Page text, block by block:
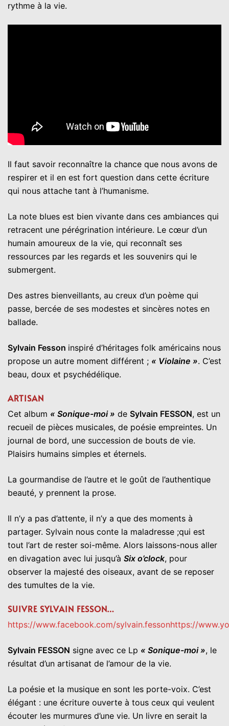
rythme à la vie.
Il faut savoir reconnaître la chance que nous avons de
respirer et il en est fort question dans cette écriture
qui nous attache tant à l’humanisme.
La note blues est bien vivante dans ces ambiances qui
retracent une pérégrination intérieure. Le cœur d’un
humain amoureux de la vie, qui reconnaît ses
ressources par les regards et les souvenirs qui le
submergent.
Des astres bienveillants, au creux d’un poème qui
passe, bercée de ses modestes et sincères notes en
ballade.
Sylvain Fesson inspiré d’héritages folk américains nous
propose un autre moment différent ; « Violaine ». C’est
beau, doux et psychédélique.
ARTISAN
Cet album « Sonique-moi » de Sylvain FESSON, est un
recueil de pièces musicales, de poésie empreintes. Un
journal de bord, une succession de bouts de vie.
Plaisirs humains simples et éternels.
La gourmandise de l’autre et le goût de l’authentique
beauté, y prennent la prose.
Il n’y a pas d’attente, il n’y a que des moments à
partager. Sylvain nous conte la maladresse ;qui est
tout l’art de rester soi-même. Alors laissons-nous aller
en divagation avec lui jusqu’à Six o’clock, pour
observer la majesté des oiseaux, avant de se reposer
des tumultes de la vie.
SUIVRE SYLVAIN FESSON…
https://www.facebook.com/sylvain.fessonhttps://
Sylvain FESSON signe avec ce Lp « Sonique-moi », le
résultat d’un artisanat de l’amour de la vie.
La poésie et la musique en sont les porte-voix. C’est
élégant : une écriture ouverte à tous ceux qui veulent
écouter les murmures d’une vie. Un livre en serait la